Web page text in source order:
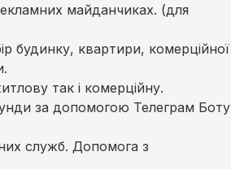
майданчиках. (для
будинку, квартири, комерційної
так і комерційну.
за допомогою Телеграм Боту
служб. Допомога з